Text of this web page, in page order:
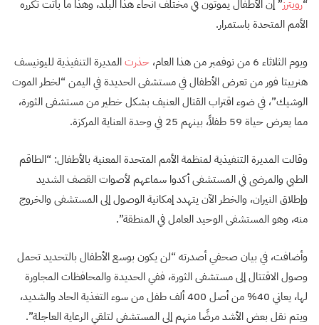
“رويترز” إن الأطفال يموتون في مختلف أنحاء هذا البلد، وهذا ما باتت تكرره
الأمم المتحدة باستمرار.
ويوم الثلاثاء 6 من نوفمبر من هذا العام، حذرتالمديرة التنفيذية لليونيسف
هنرييتا فور من تعرض الأطفال في مستشفى الحديدة في اليمن “لخطر الموت
الوشيك”، في ضوء اقتراب القتال العنيف بشكل خطير من مستشفى الثورة،
مما يعرض حياة 59 طفلاً، بينهم 25 في وحدة العناية المركزة.
وقالت المديرة التنفيذية لمنظمة الأمم المتحدة المعنية بالأطفال: “الطاقم
الطبي والمرضى في المستشفى أكدوا سماعهم لأصوات القصف الشديد
وإطلاق النيران، والخطر الآن يتهدد إمكانية الوصول إلى المستشفى والخروج
منه، وهو المستشفى الوحيد العامل في المنطقة”.
وأضافت، في بيان صحفي أصدرته “لن يكون بوسع الأطفال بالتحديد تحمل
وصول الاقتتال إلى مستشفى الثورة، ففي الحديدة والمحافظات المجاورة
لها، يعاني 40% من أصل 400 ألف طفل من سوء التغذية الحاد والشديد،
ويتم نقل بعض الأشد مرضًا منهم إلى المستشفى لتلقي الرعاية العاجلة”.